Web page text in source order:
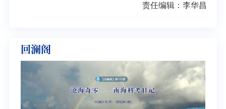
责任编辑：李华昌
回澜阁